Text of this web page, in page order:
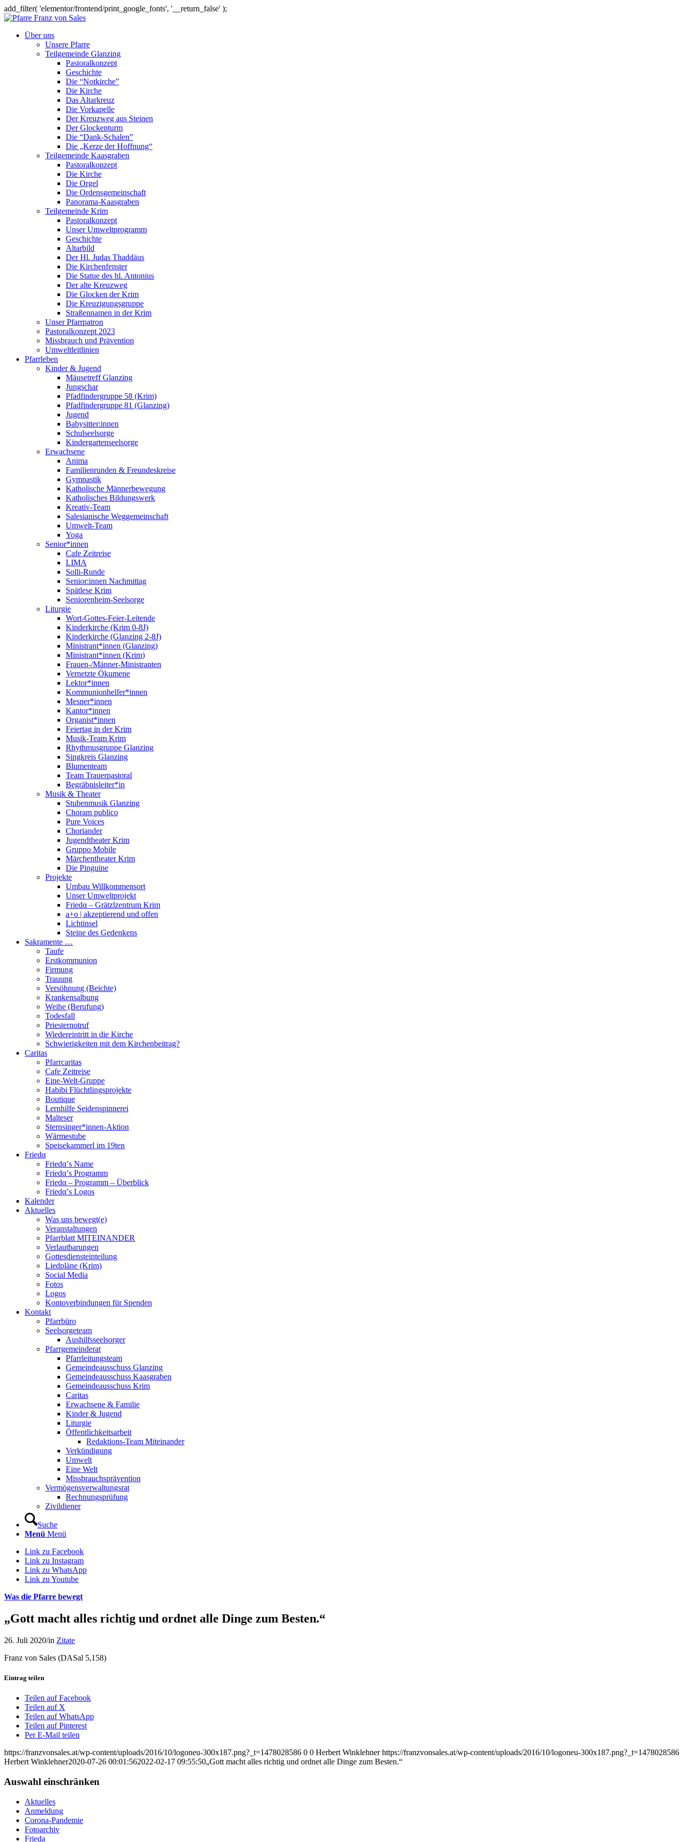
add_filter( 'elementor/frontend/print_google_fonts', '__return_false' );
Über uns
Unsere Pfarre
Teilgemeinde Glanzing
Pastoralkonzept
Geschichte
Die “Notkirche”
Die Kirche
Das Altarkreuz
Die Vorkapelle
Der Kreuzweg aus Steinen
Der Glockenturm
Die “Dank-Schalen”
Die „Kerze der Hoffnung“
Teilgemeinde Kaasgraben
Pastoralkonzept
Die Kirche
Die Orgel
Die Ordensgemeinschaft
Panorama-Kaasgraben
Teilgemeinde Krim
Pastoralkonzept
Unser Umweltprogramm
Geschichte
Altarbild
Der Hl. Judas Thaddäus
Die Kirchenfenster
Die Statue des hl. Antonius
Der alte Kreuzweg
Die Glocken der Krim
Die Kreuzigungsgruppe
Straßennamen in der Krim
Unser Pfarrpatron
Pastoralkonzept 2023
Missbrauch und Prävention
Umweltleitlinien
Pfarrleben
Kinder & Jugend
Mäusetreff Glanzing
Jungschar
Pfadfindergruppe 58 (Krim)
Pfadfindergruppe 81 (Glanzing)
Jugend
Babysitter:innen
Schulseelsorge
Kindergartenseelsorge
Erwachsene
Anima
Familienrunden & Freundeskreise
Gymnastik
Katholische Männerbewegung
Katholisches Bildungswerk
Kreativ-Team
Salesianische Weggemeinschaft
Umwelt-Team
Yoga
Senior*innen
Cafe Zeitreise
LIMA
Solli-Runde
Senior:innen Nachmittag
Spätlese Krim
Seniorenheim-Seelsorge
Liturgie
Wort-Gottes-Feier-Leitende
Kinderkirche (Krim 0-8J)
Kinderkirche (Glanzing 2-8J)
Ministrant*innen (Glanzing)
Ministrant*innen (Krim)
Frauen-/Männer-Ministranten
Vernetzte Ökumene
Lektor*innen
Kommunionhelfer*innen
Mesner*innen
Kantor*innen
Organist*innen
Feiertag in der Krim
Musik-Team Krim
Rhythmusgruppe Glanzing
Singkreis Glanzing
Blumenteam
Team Trauerpastoral
Begräbnisleiter*in
Musik & Theater
Stubenmusik Glanzing
Choram publico
Pure Voices
Choriander
Jugendtheater Krim
Gruppo Mobile
Märchentheater Krim
Die Pinguine
Projekte
Umbau Willkommensort
Unser Umweltprojekt
Friedα – Grätzlzentrum Krim
a+o | akzeptierend und offen
Lichtinsel
Steine des Gedenkens
Sakramente …
Taufe
Erstkommunion
Firmung
Trauung
Versöhnung (Beichte)
Krankensalbung
Weihe (Berufung)
Todesfall
Priesternotruf
Wiedereintritt in die Kirche
Schwierigkeiten mit dem Kirchenbeitrag?
Caritas
Pfarrcaritas
Cafe Zeitreise
Eine-Welt-Gruppe
Habibi Flüchtlingsprojekte
Boutique
Lernhilfe Seidenspinnerei
Malteser
Sternsinger*innen-Aktion
Wärmestube
Speisekammerl im 19ten
Friedα
Friedα’s Name
Friedα’s Programm
Friedα – Programm – Überblick
Friedα’s Logos
Kalender
Aktuelles
Was uns bewegt(e)
Veranstaltungen
Pfarrblatt MITEINANDER
Verlautbarungen
Gottesdiensteinteilung
Liedpläne (Krim)
Social Media
Fotos
Logos
Kontoverbindungen für Spenden
Kontakt
Pfarrbüro
Seelsorgeteam
Aushilfsseelsorger
Pfarrgemeinderat
Pfarrleitungsteam
Gemeindeausschuss Glanzing
Gemeindeausschuss Kaasgraben
Gemeindeausschuss Krim
Caritas
Erwachsene & Familie
Kinder & Jugend
Liturgie
Öffentlichkeitsarbeit
Redaktions-Team Miteinander
Verkündigung
Umwelt
Eine Welt
Missbrauchsprävention
Vermögensverwaltungsrat
Rechnungsprüfung
Zivildiener
Suche
Menü Menü
Link zu Facebook
Link zu Instagram
Link zu WhatsApp
Link zu Youtube
Was die Pfarre bewegt
„Gott macht alles richtig und ordnet alle Dinge zum Besten.“
26. Juli 2020/in Zitate
Franz von Sales (DASal 5,158)
Eintrag teilen
Teilen auf Facebook
Teilen auf X
Teilen auf WhatsApp
Teilen auf Pinterest
Per E-Mail teilen
https://franzvonsales.at/wp-content/uploads/2016/10/logoneu-300x187.png?_t=1478028586 0 0 Herbert Winklehner https://franzvonsales.at/wp-content/uploads/2016/10/logoneu-300x187.png?_t=1478028586
Herbert Winklehner2020-07-26 00:01:562022-02-17 09:55:50„Gott macht alles richtig und ordnet alle Dinge zum Besten.“
Auswahl einschränken
Aktuelles
Anmeldung
Corona-Pandemie
Fotoarchiv
Frieda